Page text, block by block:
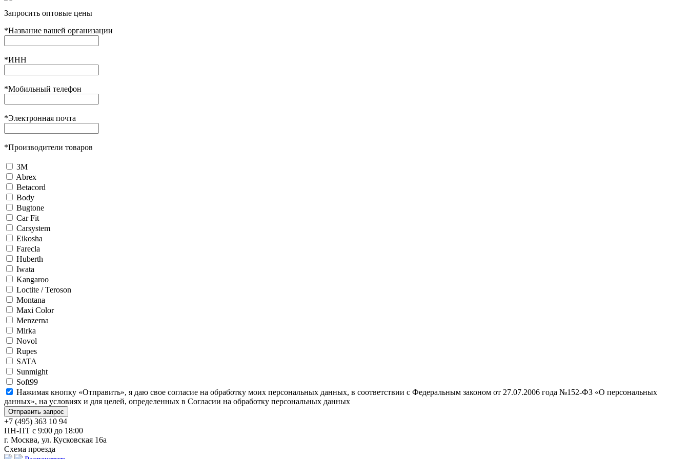
Запросить оптовые цены
*Название вашей организации
*ИНН
*Мобильный телефон
*Электронная почта
*Производители товаров
3М
Abrex
Betacord
Body
Bugtone
Car Fit
Carsystem
Eikosha
Farecla
Huberth
Iwata
Kangaroo
Loctite / Teroson
Montana
Maxi Color
Menzerna
Mirka
Novol
Rupes
SATA
Sunmight
Soft99
Нажимая кнопку «Отправить», я даю свое согласие на обработку моих персональных данных, в соответствии с Федеральным законом от 27.07.2006 года №152-ФЗ «О персональных
данных», на условиях и для целей, определенных в Согласии на обработку персональных данных
+7 (495) 363 10 94
ПН-ПТ с 9:00 до 18:00
г. Москва, ул. Кусковская 16а
Схема проезда